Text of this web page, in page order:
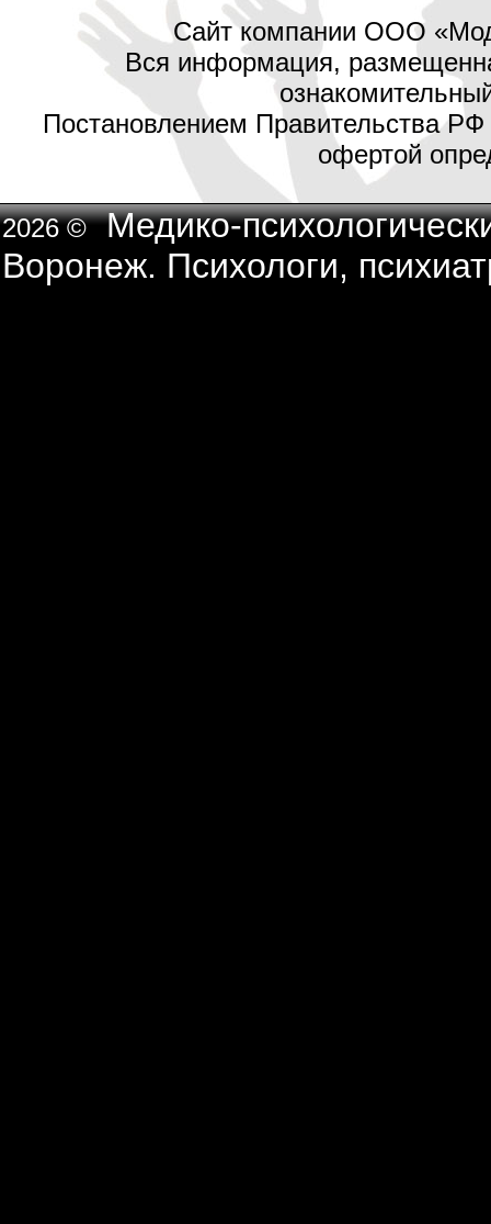
Сайт компании ООО
Вся информация,
Постановлением Правительства
офертой
2026 ©Медико-
Воронеж. Психологи,